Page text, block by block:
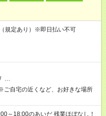
規定あり）※即日払い不可
/ …
自宅の近くなど、お好きな場所
～18:00のあいだ 残業ほぼなし！